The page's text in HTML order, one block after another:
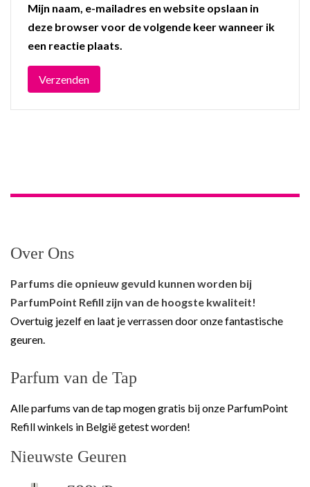
Mijn naam, e-mailadres en website opslaan in
deze browser voor de volgende keer wanneer ik
een reactie plaats.
Over Ons
Parfums die opnieuw gevuld kunnen worden bij
ParfumPoint Refill zijn van de hoogste kwaliteit!
Overtuig jezelf en laat je verrassen door onze fantastische
geuren.
Parfum van de Tap
Alle parfums van de tap mogen gratis bij onze ParfumPoint
Refill winkels in België getest worden!
Nieuwste Geuren